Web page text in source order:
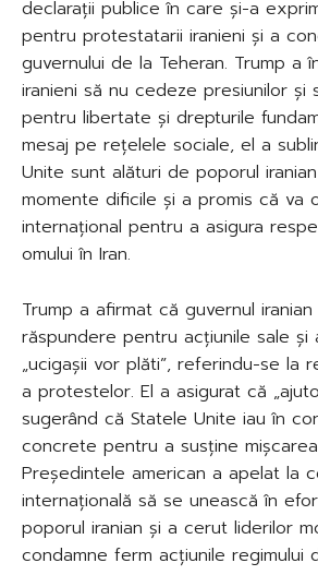
declarații publice în care și-a
pentru protestatarii iranieni și a
guvernului de la Teheran. Trump a
iranieni să nu cedeze presiunilor și
pentru libertate și drepturile
mesaj pe rețelele sociale, el a
Unite sunt alături de poporul
momente dificile și a promis că va
internațional pentru a asigura
omului în Iran.
Trump a afirmat că guvernul
răspundere pentru acțiunile sale și
„ucigașii vor plăti”, referindu-se la
a protestelor. El a asigurat că
sugerând că Statele Unite iau în
concrete pentru a susține
Președintele american a apelat la
internațională să se unească în
poporul iranian și a cerut liderilor
condamne ferm acțiunile regimului